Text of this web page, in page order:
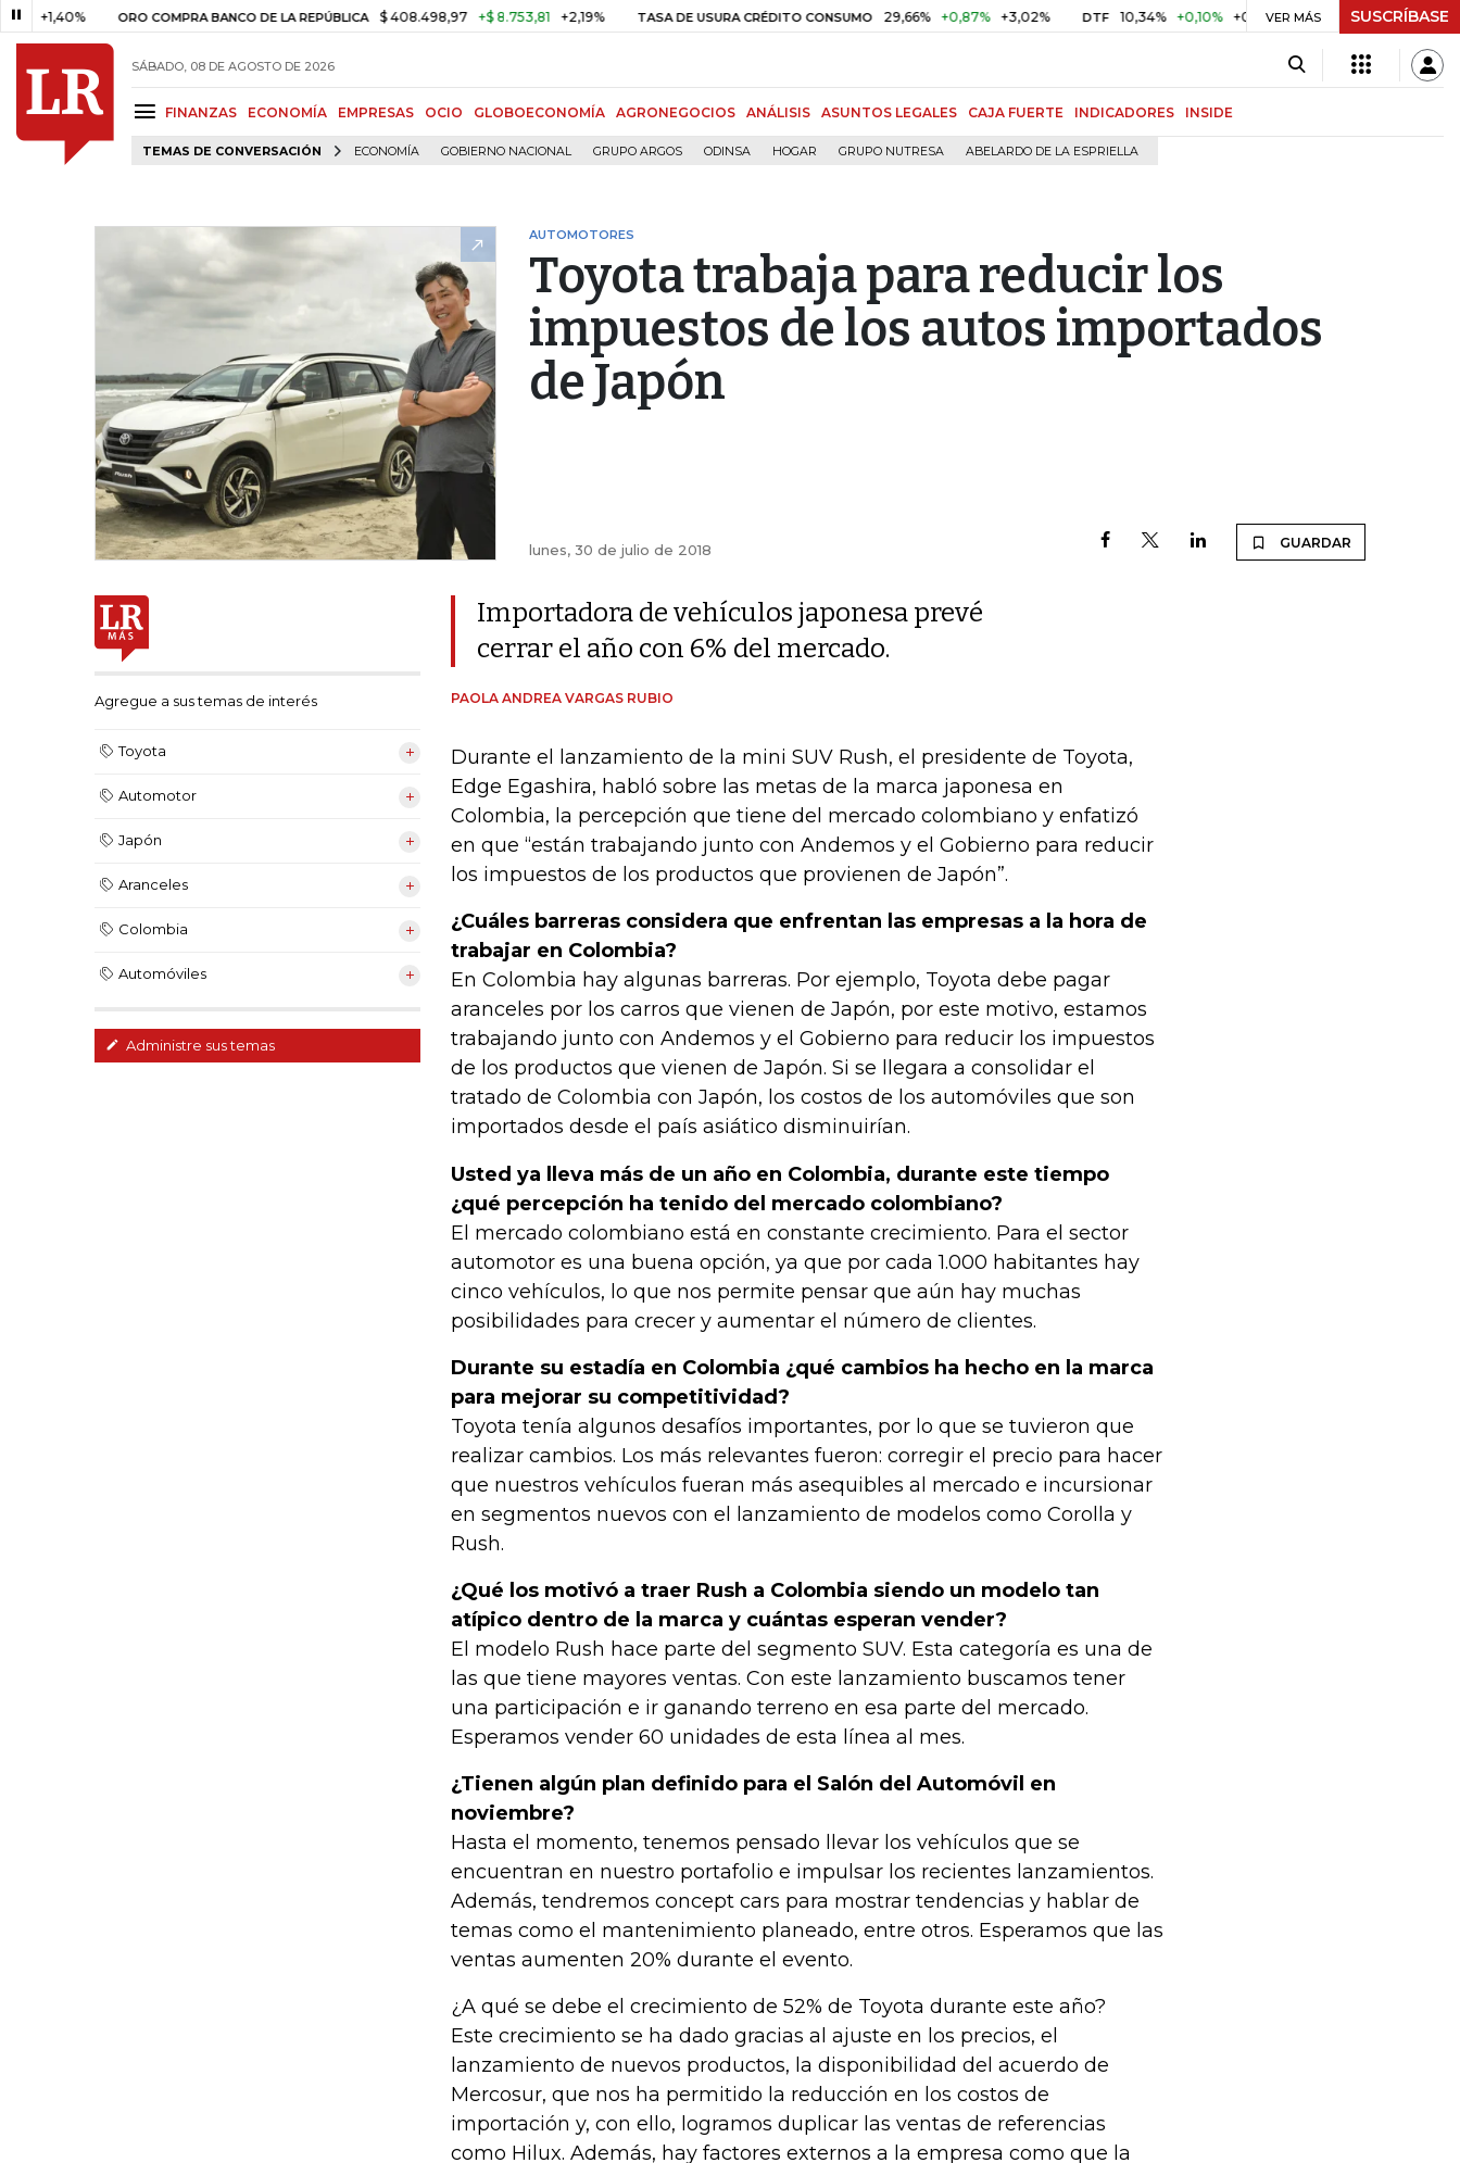
ORO COMPRA BANCO DE LA REPÚBLICA $ 408.498,97 +$ 8.753,81 +2,19% TASA DE USURA CRÉDITO CONSUMO 29,66% +0,87% +3,02% DTF 10,34% +0,10% +0,98% UVR $ 416,96 +$ 0,05 +0,01%
VER MÁS SUSCRÍBASE
SÁBADO, 08 DE AGOSTO DE 2026
FINANZAS ECONOMÍA EMPRESAS OCIO GLOBOECONOMÍA AGRONEGOCIOS ANÁLISIS ASUNTOS LEGALES CAJA FUERTE INDICADORES INSIDE
TEMAS DE CONVERSACIÓN ECONOMÍA GOBIERNO NACIONAL GRUPO ARGOS ODINSA HOGAR GRUPO NUTRESA ABELARDO DE LA ESPRIELLA
AUTOMOTORES
Toyota trabaja para reducir los
impuestos de los autos importados
de Japón
lunes, 30 de julio de 2018 GUARDAR
Agregue a sus temas de interés
Toyota
Automotor
Japón
Aranceles
Colombia
Automóviles
Administre sus temas
Importadora de vehículos japonesa prevé
cerrar el año con 6% del mercado.
PAOLA ANDREA VARGAS RUBIO
Durante el lanzamiento de la mini SUV Rush, el presidente de Toyota,
Edge Egashira, habló sobre las metas de la marca japonesa en
Colombia, la percepción que tiene del mercado colombiano y enfatizó
en que “están trabajando junto con Andemos y el Gobierno para reducir
los impuestos de los productos que provienen de Japón”.
¿Cuáles barreras considera que enfrentan las empresas a la hora de
trabajar en Colombia?
En Colombia hay algunas barreras. Por ejemplo, Toyota debe pagar
aranceles por los carros que vienen de Japón, por este motivo, estamos
trabajando junto con Andemos y el Gobierno para reducir los impuestos
de los productos que vienen de Japón. Si se llegara a consolidar el
tratado de Colombia con Japón, los costos de los automóviles que son
importados desde el país asiático disminuirían.
Usted ya lleva más de un año en Colombia, durante este tiempo
¿qué percepción ha tenido del mercado colombiano?
El mercado colombiano está en constante crecimiento. Para el sector
automotor es una buena opción, ya que por cada 1.000 habitantes hay
cinco vehículos, lo que nos permite pensar que aún hay muchas
posibilidades para crecer y aumentar el número de clientes.
Durante su estadía en Colombia ¿qué cambios ha hecho en la marca
para mejorar su competitividad?
Toyota tenía algunos desafíos importantes, por lo que se tuvieron que
realizar cambios. Los más relevantes fueron: corregir el precio para hacer
que nuestros vehículos fueran más asequibles al mercado e incursionar
en segmentos nuevos con el lanzamiento de modelos como Corolla y
Rush.
¿Qué los motivó a traer Rush a Colombia siendo un modelo tan
atípico dentro de la marca y cuántas esperan vender?
El modelo Rush hace parte del segmento SUV. Esta categoría es una de
las que tiene mayores ventas. Con este lanzamiento buscamos tener
una participación e ir ganando terreno en esa parte del mercado.
Esperamos vender 60 unidades de esta línea al mes.
¿Tienen algún plan definido para el Salón del Automóvil en
noviembre?
Hasta el momento, tenemos pensado llevar los vehículos que se
encuentran en nuestro portafolio e impulsar los recientes lanzamientos.
Además, tendremos concept cars para mostrar tendencias y hablar de
temas como el mantenimiento planeado, entre otros. Esperamos que las
ventas aumenten 20% durante el evento.
¿A qué se debe el crecimiento de 52% de Toyota durante este año?
Este crecimiento se ha dado gracias al ajuste en los precios, el
lanzamiento de nuevos productos, la disponibilidad del acuerdo de
Mercosur, que nos ha permitido la reducción en los costos de
importación y, con ello, logramos duplicar las ventas de referencias
como Hilux. Además, hay factores externos a la empresa como que la